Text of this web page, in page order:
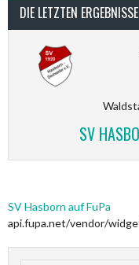
DIE LETZTEN ERGEBNISSE
SV
SV Hasborn auf FuPa
api.fupa.net/vendor/